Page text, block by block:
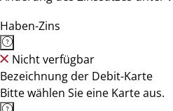
Haben-Zins
Nicht verfügbar
Bezeichnung der Debit-Karte
Bitte wählen Sie eine Karte aus.